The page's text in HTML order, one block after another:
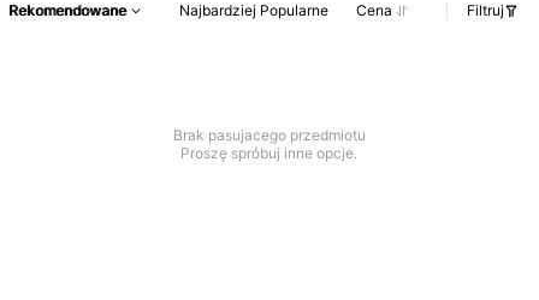
Rekomendowane Najbardziej Popularne Cena Filtruj
Brak pasujacego przedmiotu
Proszę spróbuj inne opcje.